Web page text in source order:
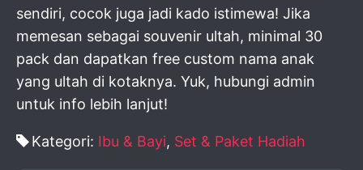
sendiri, cocok juga jadi kado istimewa! Jika
memesan sebagai souvenir ultah, minimal 30
pack dan dapatkan free custom nama anak
yang ultah di kotaknya. Yuk, hubungi admin
untuk info lebih lanjut!
Kategori: Ibu & Bayi, Set & Paket Hadiah